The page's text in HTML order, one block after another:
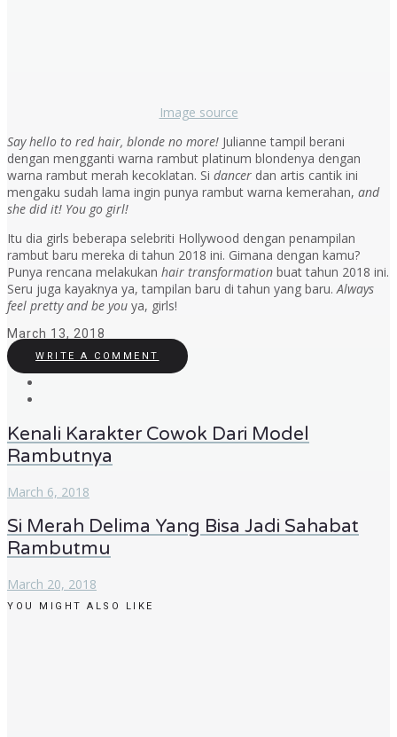
Image source
Say hello to red hair, blonde no more! Julianne tampil berani
dengan mengganti warna rambut platinum blondenya dengan
warna rambut merah kecoklatan. Si dancer dan artis cantik ini
mengaku sudah lama ingin punya rambut warna kemerahan, and
she did it! You go girl!
Itu dia girls beberapa selebriti Hollywood dengan penampilan
rambut baru mereka di tahun 2018 ini. Gimana dengan kamu?
Punya rencana melakukan hair transformation buat tahun 2018 ini.
Seru juga kayaknya ya, tampilan baru di tahun yang baru.Always
feel pretty and be you ya, girls!
March 13, 2018
WRITE A COMMENT
Kenali Karakter Cowok Dari Model
Rambutnya
March 6, 2018
Si Merah Delima Yang Bisa Jadi Sahabat
Rambutmu
March 20, 2018
YOU MIGHT ALSO LIKE